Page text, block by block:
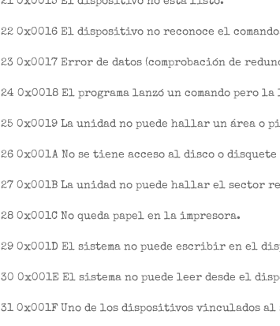
22 0x0016 El dispositivo no reconoce el
23 0x0017 Error de datos (comprobación de
24 0x0018 El programa lanzó un comando pero
25 0x0019 La unidad no puede hallar un área o
26 0x001A No se tiene acceso al disco o
27 0x001B La unidad no puede hallar el sector
28 0x001C No queda papel en la impresora.
29 0x001D El sistema no puede escribir en el
30 0x001E El sistema no puede leer desde el
31 0x001F Uno de los dispositivos vinculados al